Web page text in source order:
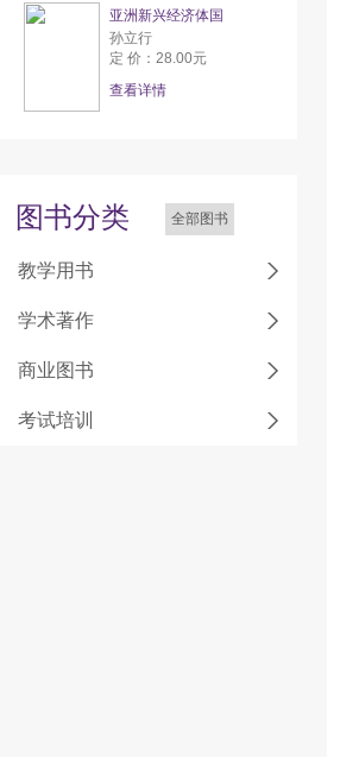
亚洲新兴经济体国
孙立行
定 价：28.00元
查看详情
图书分类 全部图书
教学用书
学术著作
商业图书
考试培训